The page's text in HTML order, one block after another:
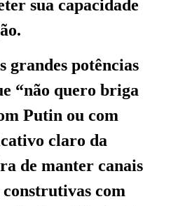
sua capacidade
potências
“não quero briga
Putin ou com
claro da
de manter canais
construtivas com